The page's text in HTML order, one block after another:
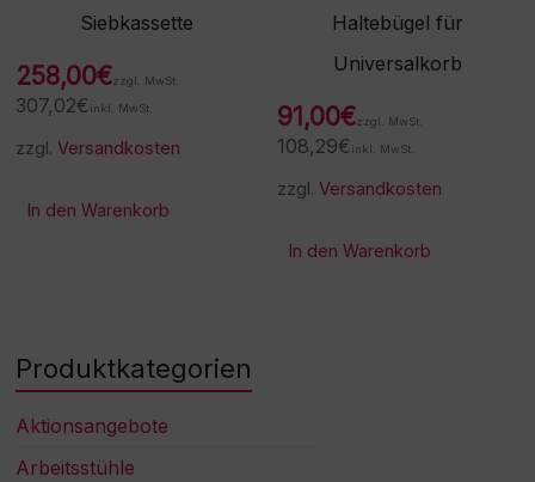
Siebkassette
258,00€zzgl. MwSt.
307,02€ inkl. MwSt.
zzgl.Versandkosten
In den Warenkorb
Haltebügel für
Universalkorb
91,00€zzgl. MwSt.
108,29€ inkl. MwSt.
zzgl.Versandkosten
In den Warenkorb
Produktkategorien
Aktionsangebote
Arbeitsstühle